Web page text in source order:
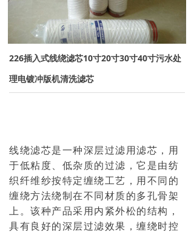
→ 离子交换树脂
→ 保安过滤器
→ 紫外线杀菌器
→ PE水箱及配件
→ 水处理药剂
新闻资讯
226插入式线绕滤芯10寸20寸30寸40寸污水处
理电镀冲版机清洗滤芯
线绕滤芯是一种深层过滤用滤芯，用
于低粘度、低杂质的过滤，它是由纺
织纤维纱按特定缠绕工艺，用不同的
缠绕方法绕制在不同材质的多孔骨架
上。该种产品采用内紧外松的结构，
具有良好的深层过滤效果，缠绕时控